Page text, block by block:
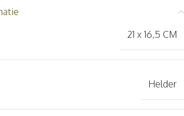
21 x 16,5 CM
Helder